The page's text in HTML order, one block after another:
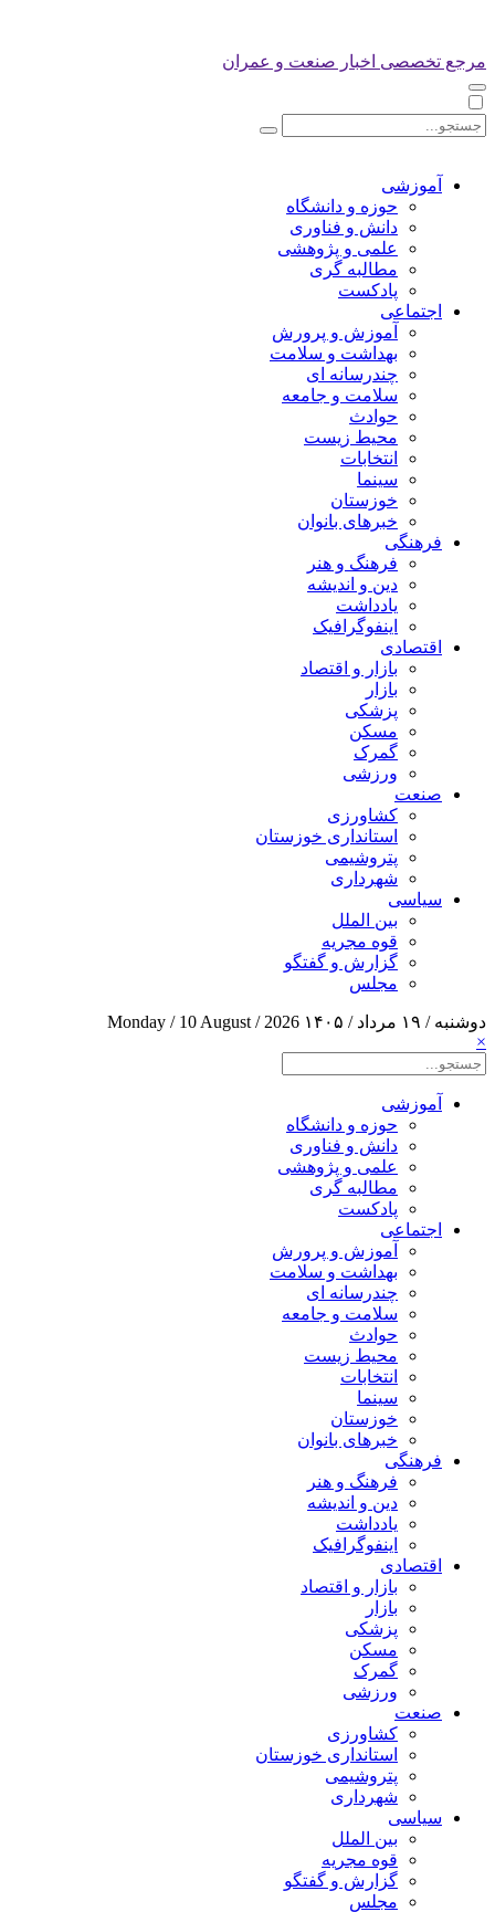
مرجع تخصصی اخبار صنعت و عمران
آموزشی
حوزه و دانشگاه
دانش و فناوری
علمی و پژوهشی
مطالبه گری
پادکست
اجتماعی
آموزش و پرورش
بهداشت و سلامت
چندرسانه ای
سلامت و جامعه
حوادث
محیط زیست
انتخابات
سینما
خوزستان
خبرهای بانوان
فرهنگی
فرهنگ و هنر
دین و اندیشه
یادداشت
اینفوگرافیک
اقتصادی
بازار و اقتصاد
بازار
پزشکی
مسکن
گمرک
ورزشی
صنعت
کشاورزی
استانداری خوزستان
پتروشیمی
شهرداری
سیاسی
بین الملل
قوه مجریه
گزارش و گفتگو
مجلس
دوشنبه / ۱۹ مرداد / ۱۴۰۵
Monday / 10 August / 2026
×
آموزشی
حوزه و دانشگاه
دانش و فناوری
علمی و پژوهشی
مطالبه گری
پادکست
اجتماعی
آموزش و پرورش
بهداشت و سلامت
چندرسانه ای
سلامت و جامعه
حوادث
محیط زیست
انتخابات
سینما
خوزستان
خبرهای بانوان
فرهنگی
فرهنگ و هنر
دین و اندیشه
یادداشت
اینفوگرافیک
اقتصادی
بازار و اقتصاد
بازار
پزشکی
مسکن
گمرک
ورزشی
صنعت
کشاورزی
استانداری خوزستان
پتروشیمی
شهرداری
سیاسی
بین الملل
قوه مجریه
گزارش و گفتگو
مجلس